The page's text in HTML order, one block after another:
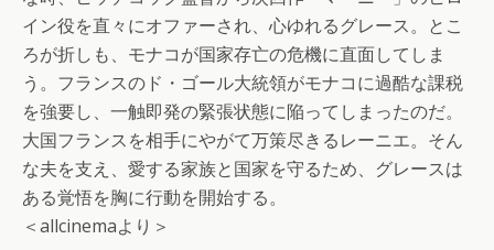
イン役を直々にオファーされ、心ゆれるグレース。とこ
ろが折しも、モナコが国家存亡の危機に直面してしま
う。フランスのド・ゴール大統領がモナコに過酷な課税
を強要し、一触即発の緊張状態に陥ってしまったのだ。
大国フランスを相手にやがて万策尽きるレーニエ。そん
な夫を支え、愛する家族と国家を守るため、グレースは
ある覚悟を胸に行動を開始する。
＜allcinemaより＞